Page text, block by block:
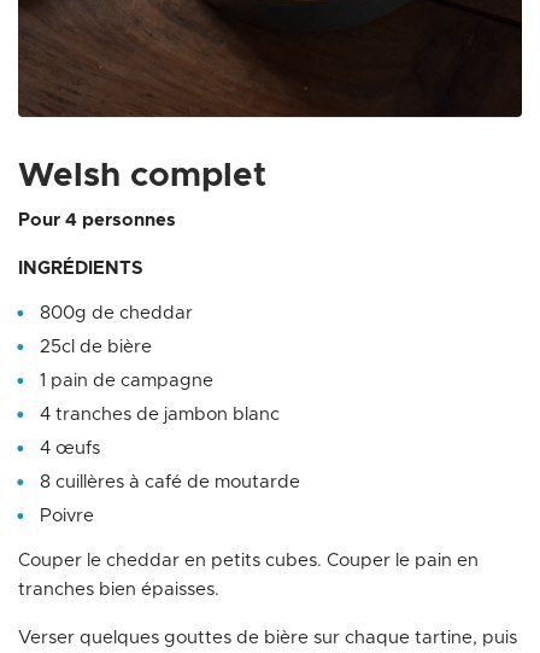
Welsh complet
Pour 4 personnes
INGRÉDIENTS
800g de cheddar
25cl de bière
1 pain de campagne
4 tranches de jambon blanc
4 œufs
8 cuillères à café de moutarde
Poivre
Couper le cheddar en petits cubes. Couper le pain en
tranches bien épaisses.
Verser quelques gouttes de bière sur chaque tartine, puis